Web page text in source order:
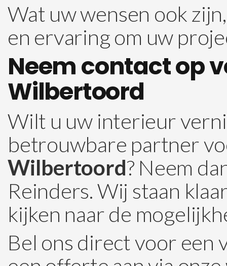
Wat uw wensen ook
en ervaring om uw
Neem contact op
Wilbertoord
Wilt u uw interieur
betrouwbare partner
Wilbertoord? Neem
Reinders. Wij staan
kijken naar de
Bel ons direct voor een